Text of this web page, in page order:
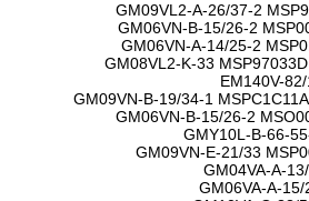
GM09VL2-A-26/37-2
GM06VN-B-15/26-2
GM06VN-A-14/25-2
GM08VL2-K-33
EM140V-
GM09VN-B-19/34-1
GM06VN-B-15/26-2
GMY10L-B-66-
GM09VN-E-21/33
GM04VA-A-
GM06VA-A-